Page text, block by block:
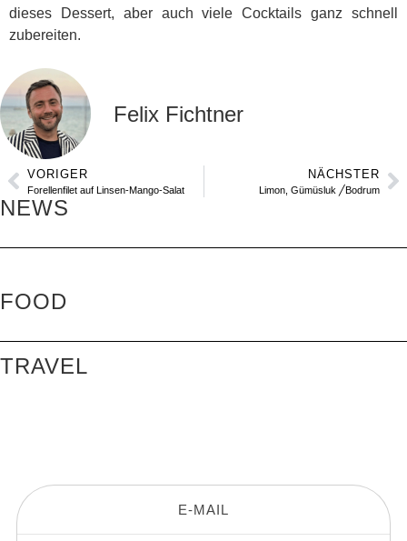
dieses Dessert, aber auch viele Cocktails ganz schnell
zubereiten.
Felix Fichtner
VORIGER
Forellenfilet auf Linsen-Mango-Salat
NÄCHSTER
Limon, Gümüsluk ╱Bodrum
NEWSPICKNICKEN IM STADTPARK ╱
MALLORCA ╱ SPANIEN
FOOD
SÜDAFRIKA
TRAVEL